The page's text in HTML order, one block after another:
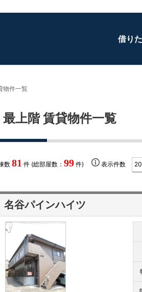
借り
物件一覧
最上階 賃貸物件一覧
数 81 件 (総部屋数： 99 件) 表示件数
名谷パインハイツ